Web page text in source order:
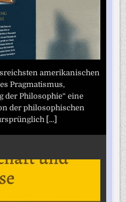
amerikanischen
Pragmatismus,
der Philosophie“ eine
der philosophischen
[...]